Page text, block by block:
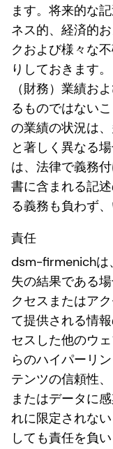
ます。将来的な
ネス的、経済的
クおよび様々な
りしておきます
（財務）業績お
るものではない
の業績の状況は
と著しく異なる
は、法律で義務
書に含まれる記
る義務も負わず
責任
dsm-firmenichは
失の結果である
クセスまたはア
て提供される情
セスした他のウ
らのハイパーリ
テンツの信頼性
またはデータに
れに限定されな
しても責任を負